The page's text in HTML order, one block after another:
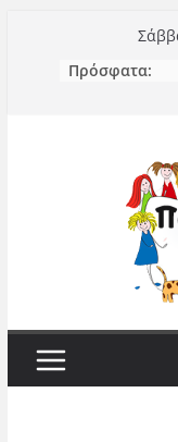
περιεχόμενο
Πρόσφατα: